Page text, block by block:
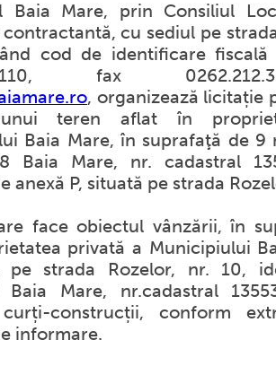
Baia Mare, prin Consiliul
cu sediul pe
cod de identificare fiscală
fax
, organizează licitație
teren aflat în
Baia Mare, în suprafaţă de 9
Baia Mare, nr. cadastral
anexă P, situată pe strada
face obiectul vânzării, în
privată a Municipiului
pe strada Rozelor, nr. 10,
Baia Mare, nr.cadastral
construcții, conform
informare.